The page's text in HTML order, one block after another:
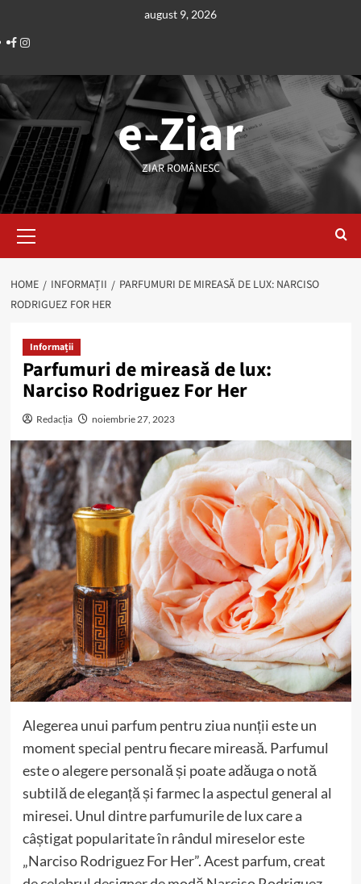
content
august 9, 2026
Facebook
Instagram
e-Ziar
ZIAR ROMÂNESC
Menu
HOME INFORMAȚII
PARFUMURI DE MIREASĂ DE LUX: NARCISO
RODRIGUEZ FOR HER
Informații
Parfumuri de mireasă de lux:
Narciso Rodriguez For Her
Redacția noiembrie 27, 2023
Alegerea unui parfum pentru ziua nunții este un
moment special pentru fiecare mireasă. Parfumul
este o alegere personală și poate adăuga o notă
subtilă de eleganță și farmec la aspectul general al
miresei. Unul dintre parfumurile de lux care a
câștigat popularitate în rândul mireselor este
„Narciso Rodriguez For Her”. Acest parfum, creat